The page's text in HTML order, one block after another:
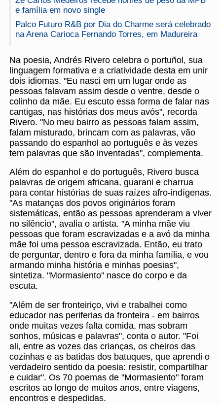
e família em novo single
Palco Futuro R&B por Dia do Charme será celebrado
na Arena Carioca Fernando Torres, em Madureira
Na poesia, Andrés Rivero celebra o portuñol, sua
linguagem formativa e a criatividade desta em unir
dois idiomas. "Eu nasci em um lugar onde as
pessoas falavam assim desde o ventre, desde o
colinho da mãe. Eu escuto essa forma de falar nas
cantigas, nas histórias dos meus avós", recorda
Rivero. "No meu bairro as pessoas falam assim,
falam misturado, brincam com as palavras, vão
passando do espanhol ao português e às vezes
tem palavras que são inventadas", complementa.
Além do espanhol e do português, Rivero busca
palavras de origem africana, guarani e charrua
para contar histórias de suas raízes afro-indígenas.
"As matanças dos povos originários foram
sistemáticas, então as pessoas aprenderam a viver
no silêncio", avalia o artista. "A minha mãe viu
pessoas que foram escravizadas e a avó da minha
mãe foi uma pessoa escravizada. Então, eu trato
de perguntar, dentro e fora da minha família, e vou
armando minha história e minhas poesias",
sintetiza. "Mormasiento" nasce do corpo e da
escuta.
"Além de ser fronteiriço, vivi e trabalhei como
educador nas periferias da fronteira - em bairros
onde muitas vezes falta comida, mas sobram
sonhos, músicas e palavras", conta o autor. "Foi
ali, entre as vozes das crianças, os cheiros das
cozinhas e as batidas dos batuques, que aprendi o
verdadeiro sentido da poesia: resistir, compartilhar
e cuidar". Os 70 poemas de "Mormasiento" foram
escritos ao longo de muitos anos, entre viagens,
encontros e despedidas.